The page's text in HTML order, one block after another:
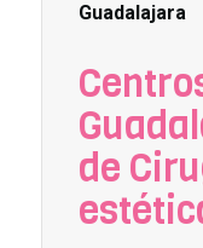
Guadalajara
de